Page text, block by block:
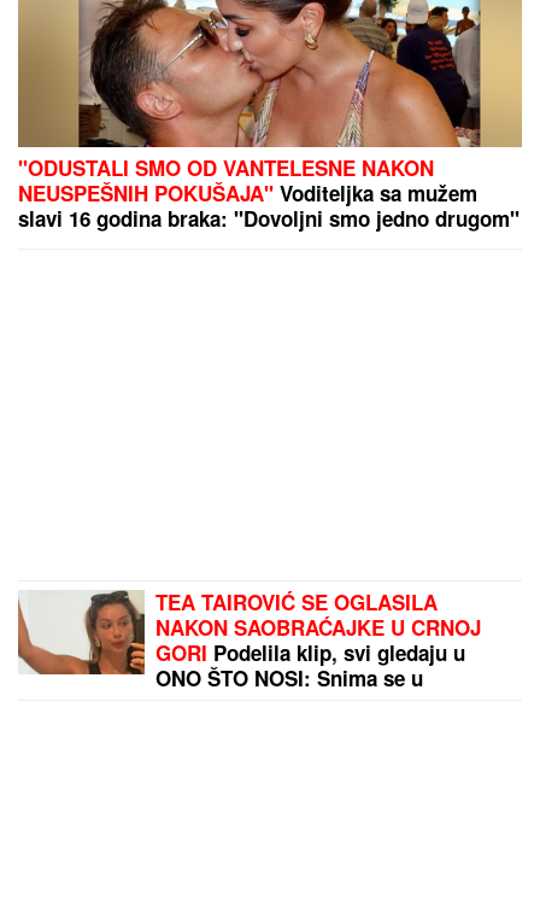
"ODUSTALI SMO OD VANTELESNE NAKON
NEUSPEŠNIH POKUŠAJA" Voditeljka sa mužem
slavi 16 godina braka: "Dovoljni smo jedno drugom"
TEA TAIROVIĆ SE OGLASILA
NAKON SAOBRAĆAJKE U CRNOJ
GORI Podelila klip, svi gledaju u
ONO ŠTO NOSI: Snima se u